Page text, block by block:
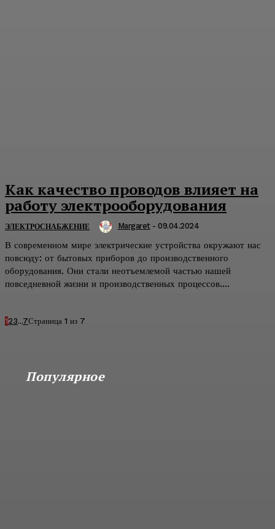
Как качество проводов влияет на
работу электрооборудования
ЭЛЕКТРОСНАБЖЕНИЕ Margaret - 09.04.2024
В современном мире электрические устройства окружают нас
повсюду: от бытовых приборов до производственного
оборудования. Они стали неотъемлемой частью нашей
повседневной жизни и производственных процессов....
123...7Страница 1 из 7
Популярное